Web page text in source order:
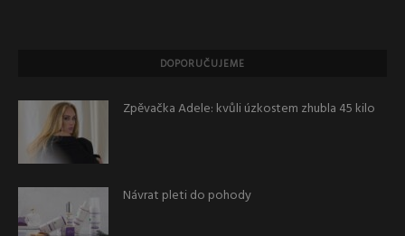
DOPORUČUJEME
Zpěvačka Adele: kvůli úzkostem zhubla 45 kilo
Návrat pleti do pohody